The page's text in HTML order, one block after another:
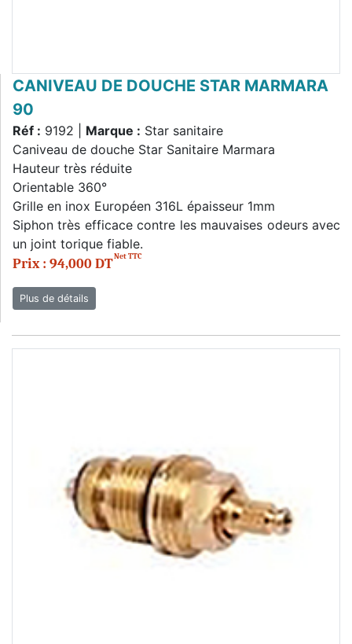
CANIVEAU DE DOUCHE STAR MARMARA
90
Réf : 9192 | Marque : Star sanitaire
Caniveau de douche Star Sanitaire Marmara
Hauteur très réduite
Orientable 360°
Grille en inox Européen 316L épaisseur 1mm
Siphon très efficace contre les mauvaises odeurs avec
un joint torique fiable.
Prix : 94,000 DTNet TTC
Plus de détails